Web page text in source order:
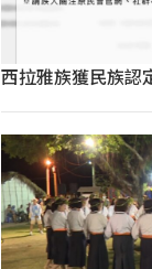
西拉雅族獲民族認